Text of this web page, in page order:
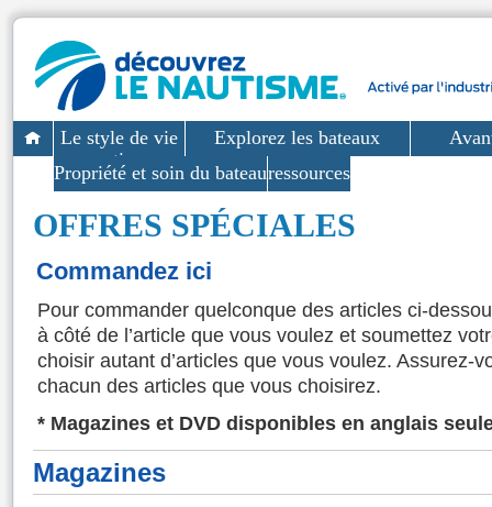
Le style de vie
nautique
Explorez les bateaux
Propriété et soin du bateauressources
OFFRES SPÉCIALES
Commandez ici
Pour commander quelconque des articles ci-
à côté de l’article que vous voulez et soumettez
choisir autant d’articles que vous voulez. Assurez-
chacun des articles que vous choisirez.
* Magazines et DVD disponibles en anglais
Magazines